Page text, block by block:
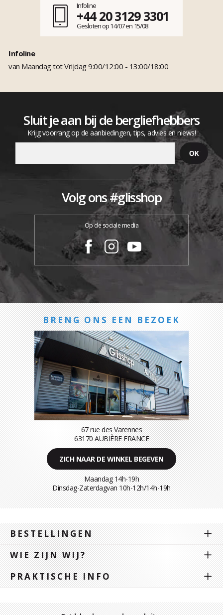
Infoline
+44 20 3129 3301
Gesloten op 14/07 en 15/08
Infoline
van Maandag tot Vrijdag 9:00/12:00 - 13:00/18:00
Sluit je aan bij de bergliefhebbers
Krijg voorrang op de aanbiedingen, tips, advies en niews!
Volg ons #glisshop
Op de sociale media
BRENG ONS EEN BEZOEK
67 rue des Varennes
63170 AUBIÈRE FRANCE
ZICH NAAR DE WINKEL BEGEVEN
Maandag 14h-19h
Dinsdag-Zaterdagvan 10h-12h/14h-19h
BESTELLINGEN
WIE ZIJN WIJ?
PRAKTISCHE INFO